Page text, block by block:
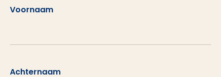
Voornaam
Achternaam